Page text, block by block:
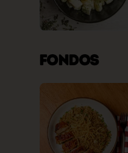
Fondos